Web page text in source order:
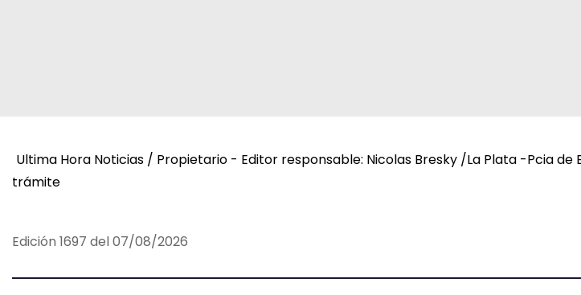
i
ó
d
e
Ultima Hora Noticias / Propietario - Editor responsable: Nicolas Bresky /La Plata -Pcia
trámite
Edición 1697 del 07/08/2026